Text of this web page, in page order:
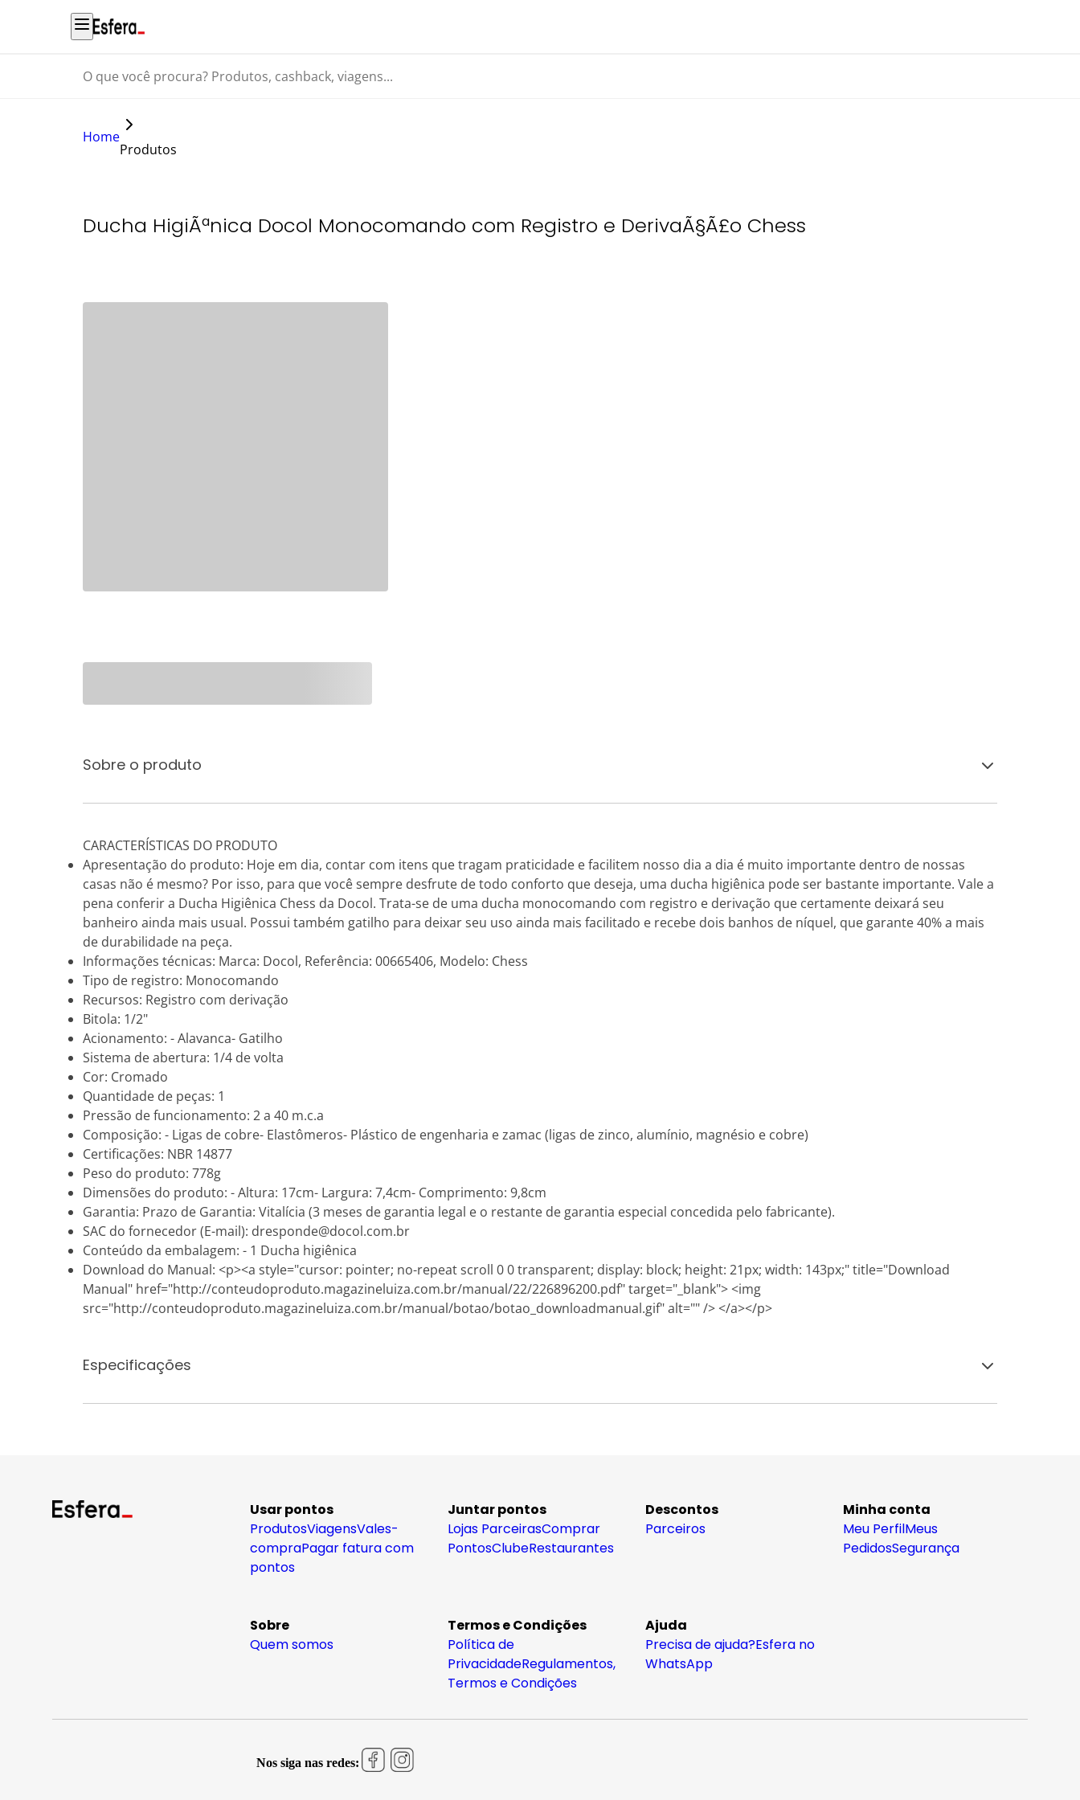
O que você procura? Produtos, cashback, viagens...
Home
Produtos
Ducha HigiÃªnica Docol Monocomando com Registro e DerivaÃ§Ã£o Chess
Sobre o produto
CARACTERÍSTICAS DO PRODUTO
Apresentação do produto: Hoje em dia, contar com itens que tragam praticidade e facilitem nosso dia a dia é muito importante dentro de nossas
casas não é mesmo? Por isso, para que você sempre desfrute de todo conforto que deseja, uma ducha higiênica pode ser bastante importante. Vale a
pena conferir a Ducha Higiênica Chess da Docol. Trata-se de uma ducha monocomando com registro e derivação que certamente deixará seu
banheiro ainda mais usual. Possui também gatilho para deixar seu uso ainda mais facilitado e recebe dois banhos de níquel, que garante 40% a mais
de durabilidade na peça.
Informações técnicas: Marca: Docol, Referência: 00665406, Modelo: Chess
Tipo de registro: Monocomando
Recursos: Registro com derivação
Bitola: 1/2"
Acionamento: - Alavanca- Gatilho
Sistema de abertura: 1/4 de volta
Cor: Cromado
Quantidade de peças: 1
Pressão de funcionamento: 2 a 40 m.c.a
Composição: - Ligas de cobre- Elastômeros- Plástico de engenharia e zamac (ligas de zinco, alumínio, magnésio e cobre)
Certificações: NBR 14877
Peso do produto: 778g
Dimensões do produto: - Altura: 17cm- Largura: 7,4cm- Comprimento: 9,8cm
Garantia: Prazo de Garantia: Vitalícia (3 meses de garantia legal e o restante de garantia especial concedida pelo fabricante).
SAC do fornecedor (E-mail): dresponde@docol.com.br
Conteúdo da embalagem: - 1 Ducha higiênica
Download do Manual: <p><a style="cursor: pointer; no-repeat scroll 0 0 transparent; display: block; height: 21px; width: 143px;" title="Download
Manual" href="http://conteudoproduto.magazineluiza.com.br/manual/22/226896200.pdf" target="_blank"> <img
src="http://conteudoproduto.magazineluiza.com.br/manual/botao/botao_downloadmanual.gif" alt="" /> </a></p>
Especificações
Usar pontos
ProdutosViagensVales-
compraPagar fatura com
pontos
Juntar pontos
Lojas ParceirasComprar
PontosClubeRestaurantes
Descontos
Parceiros
Minha conta
Meu PerfilMeus
PedidosSegurança
Sobre
Quem somos
Termos e Condições
Política de
PrivacidadeRegulamentos,
Termos e Condições
Ajuda
Precisa de ajuda?Esfera no
WhatsApp
Nos siga nas redes: